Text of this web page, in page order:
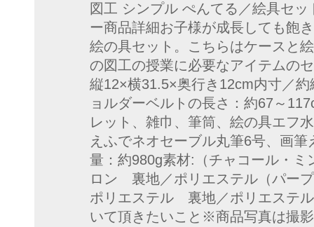
図工 シンプル ぺんてる／絵具セ
ー商品詳細お子様が成長しても飽
絵の具セット。こちらはケースと
の図工の授業に必要なアイテムの
縦12×横31.5×奥行き12cm内寸／
ョルダーベルトの長さ：約67～
レット、雑巾、筆筒、絵の具エフ
えふでネオセーブル丸筆6号、画
量：約980g素材:（チャコール・
ロン 裏地／ポリエステル（パー
ポリエステル 裏地／ポリエステ
いて頂きたいこと※商品写真は撮